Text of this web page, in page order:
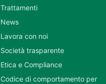
Trattamenti
News
Lavora con noi
Società trasparente
Etica e Compliance
Codice di comportamento per